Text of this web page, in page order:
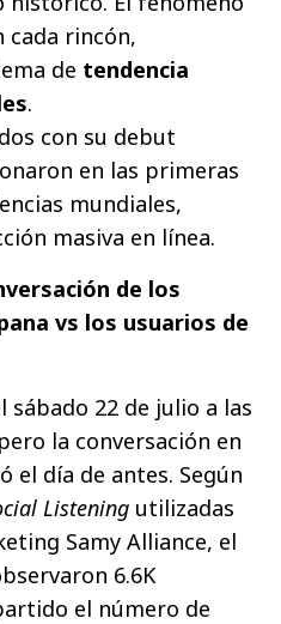
cada rincón,
de tendencia
.
con su debut
en las primeras
mundiales,
masiva en línea.
de los
vs los usuarios de
22 de julio a las
la conversación en
el día de antes. Según
Listening utilizadas
Samy Alliance, el
6.6K
el número de